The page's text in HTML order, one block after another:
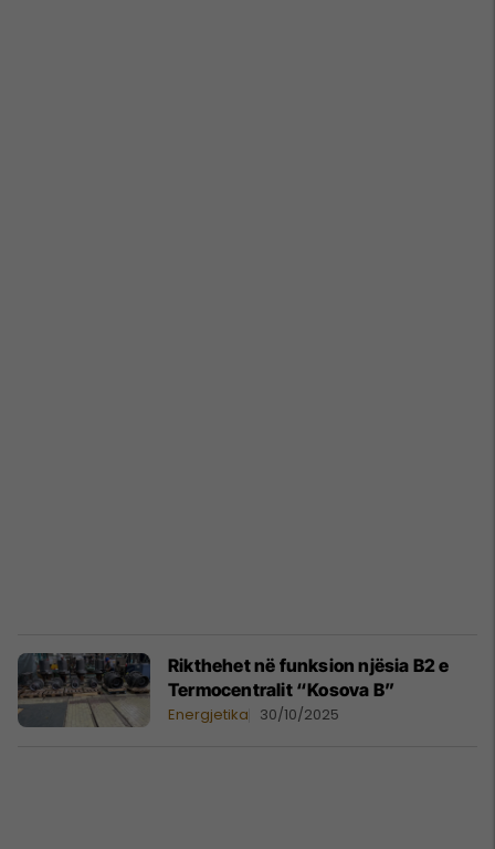
Rikthehet në funksion njësia B2 e
Termocentralit “Kosova B”
Energjetika 30/10/2025